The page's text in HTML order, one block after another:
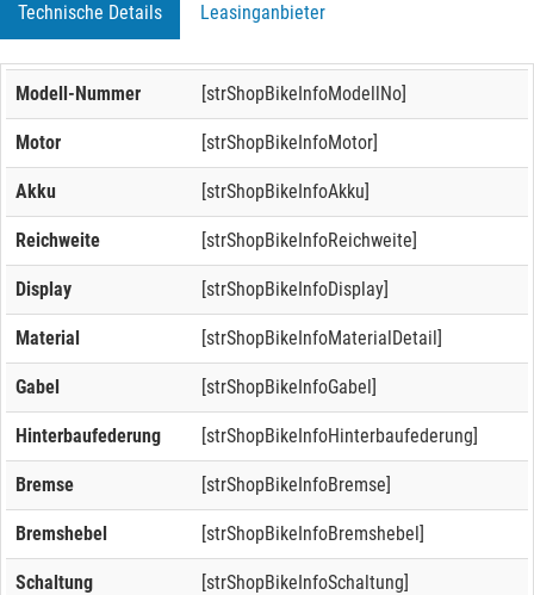
Technische Details Leasinganbieter
Modell-Nummer [strShopBikeInfoModellNo]
Motor [strShopBikeInfoMotor]
Akku [strShopBikeInfoAkku]
Reichweite [strShopBikeInfoReichweite]
Display [strShopBikeInfoDisplay]
Material [strShopBikeInfoMaterialDetail]
Gabel [strShopBikeInfoGabel]
Hinterbaufederung [strShopBikeInfoHinterbaufederung]
Bremse [strShopBikeInfoBremse]
Bremshebel [strShopBikeInfoBremshebel]
Schaltung [strShopBikeInfoSchaltung]